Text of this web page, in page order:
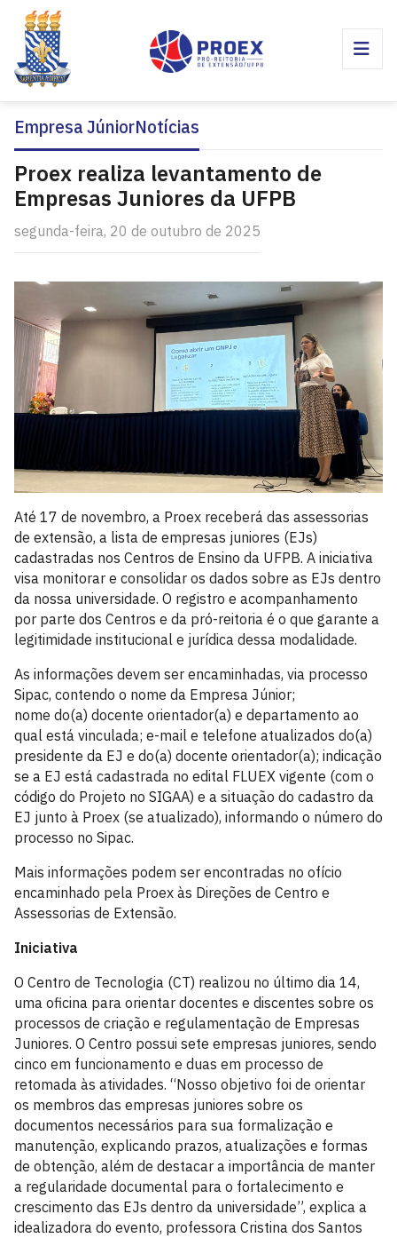
Empresa JúniorNotícias
Proex realiza levantamento de
Empresas Juniores da UFPB
segunda-feira, 20 de outubro de 2025
Até 17 de novembro, a Proex receberá das assessorias
de extensão, a lista de empresas juniores (EJs)
cadastradas nos Centros de Ensino da UFPB. A iniciativa
visa monitorar e consolidar os dados sobre as EJs dentro
da nossa universidade. O registro e acompanhamento
por parte dos Centros e da pró-reitoria é o que garante a
legitimidade institucional e jurídica dessa modalidade.
As informações devem ser encaminhadas, via processo
Sipac, contendo o nome da Empresa Júnior;
nome do(a) docente orientador(a) e departamento ao
qual está vinculada; e-mail e telefone atualizados do(a)
presidente da EJ e do(a) docente orientador(a); indicação
se a EJ está cadastrada no edital FLUEX vigente (com o
código do Projeto no SIGAA) e a situação do cadastro da
EJ junto à Proex (se atualizado), informando o número do
processo no Sipac.
Mais informações podem ser encontradas no ofício
encaminhado pela Proex às Direções de Centro e
Assessorias de Extensão.
Iniciativa
O Centro de Tecnologia (CT) realizou no último dia 14,
uma oficina para orientar docentes e discentes sobre os
processos de criação e regulamentação de Empresas
Juniores. O Centro possui sete empresas juniores, sendo
cinco em funcionamento e duas em processo de
retomada às atividades. “Nosso objetivo foi de orientar
os membros das empresas juniores sobre os
documentos necessários para sua formalização e
manutenção, explicando prazos, atualizações e formas
de obtenção, além de destacar a importância de manter
a regularidade documental para o fortalecimento e
crescimento das EJs dentro da universidade”, explica a
idealizadora do evento, professora Cristina dos Santos